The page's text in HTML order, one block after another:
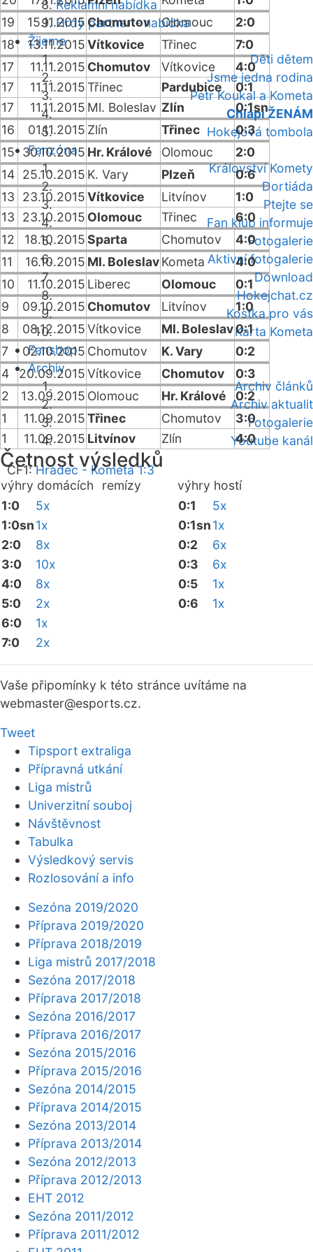
Reklamní nabídka
Hrdý partner - nabídka
Žijeme
Děti dětem
Jsme jedna rodina
Petr Koukal a Kometa
Chlapi ŽENÁM
Hokejová tombola
Fanzóna
Království Komety
Dortiáda
Ptejte se
Fan klub informuje
Fotogalerie
Aktivní fotogalerie
Download
Hokejchat.cz
Kostka pro vás
Karta Kometa
Fanshop
Archiv
Archiv článků
Archiv aktualit
Fotogalerie
Youtube kanál
ČF1:Hradec - Kometa 1:3
19
15.11.2015 Chomutov Olomouc
2:0
18
13.11.2015Vítkovice Třinec
7:0
17
11.11.2015 Chomutov Vítkovice
4:0
17
11.11.2015Třinec Pardubice
0:1
17
11.11.2015 Ml. Boleslav Zlín
0:1sn
16
01.11.2015 Zlín Třinec
0:3
15
30.10.2015 Hr. Králové Olomouc
2:0
14 25.10.2015 K. Vary Plzeň
0:6
13
23.10.2015Vítkovice Litvínov
1:0
13
23.10.2015 Olomouc Třinec
6:0
12
18.10.2015Sparta Chomutov
4:0
11
16.10.2015 Ml. BoleslavKometa
4:0
10
11.10.2015 Liberec Olomouc
0:1
9
09.10.2015 Chomutov Litvínov
1:0
8
08.12.2015Vítkovice Ml. Boleslav0:1
7
02.10.2015 Chomutov K. Vary
0:2
4
20.09.2015Vítkovice Chomutov
0:3
2
13.09.2015 Olomouc Hr. Králové
0:2
1
11.09.2015Třinec Chomutov
3:0
1
11.09.2015 Litvínov Zlín 4:0
Četnost výsledků
výhry domácích remízy výhry hostí
1:0
5x
1:0sn1x
2:0
8x
3:0
10x
4:0
8x
5:0
2x
6:0
1x
7:0
2x
0:1
5x
0:1sn1x
0:2
6x
0:3
6x
0:5
1x
0:6
1x
Vaše připomínky k této stránce uvítáme na
webmaster@esports.cz.
Tweet
Tipsport extraliga
Přípravná utkání
Liga mistrů
Univerzitní souboj
Návštěvnost
Tabulka
Výsledkový servis
Rozlosování a info
Sezóna 2019/2020
Příprava 2019/2020
Příprava 2018/2019
Liga mistrů 2017/2018
Sezóna 2017/2018
Příprava 2017/2018
Sezóna 2016/2017
Příprava 2016/2017
Sezóna 2015/2016
Příprava 2015/2016
Sezóna 2014/2015
Příprava 2014/2015
Sezóna 2013/2014
Příprava 2013/2014
Sezóna 2012/2013
Příprava 2012/2013
EHT 2012
Sezóna 2011/2012
Příprava 2011/2012